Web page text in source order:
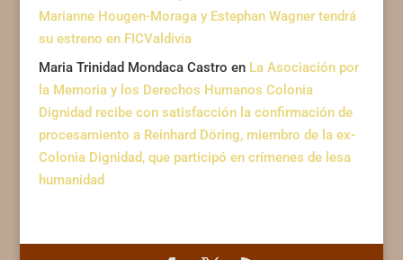
Marianne Hougen-Moraga y Estephan Wagner tendrá
su estreno en FICValdivia
Maria Trinidad Mondaca Castro en La Asociación por
la Memoria y los Derechos Humanos Colonia
Dignidad recibe con satisfacción la confirmación de
procesamiento a Reinhard Döring, miembro de la ex-
Colonia Dignidad, que participó en crímenes de lesa
humanidad